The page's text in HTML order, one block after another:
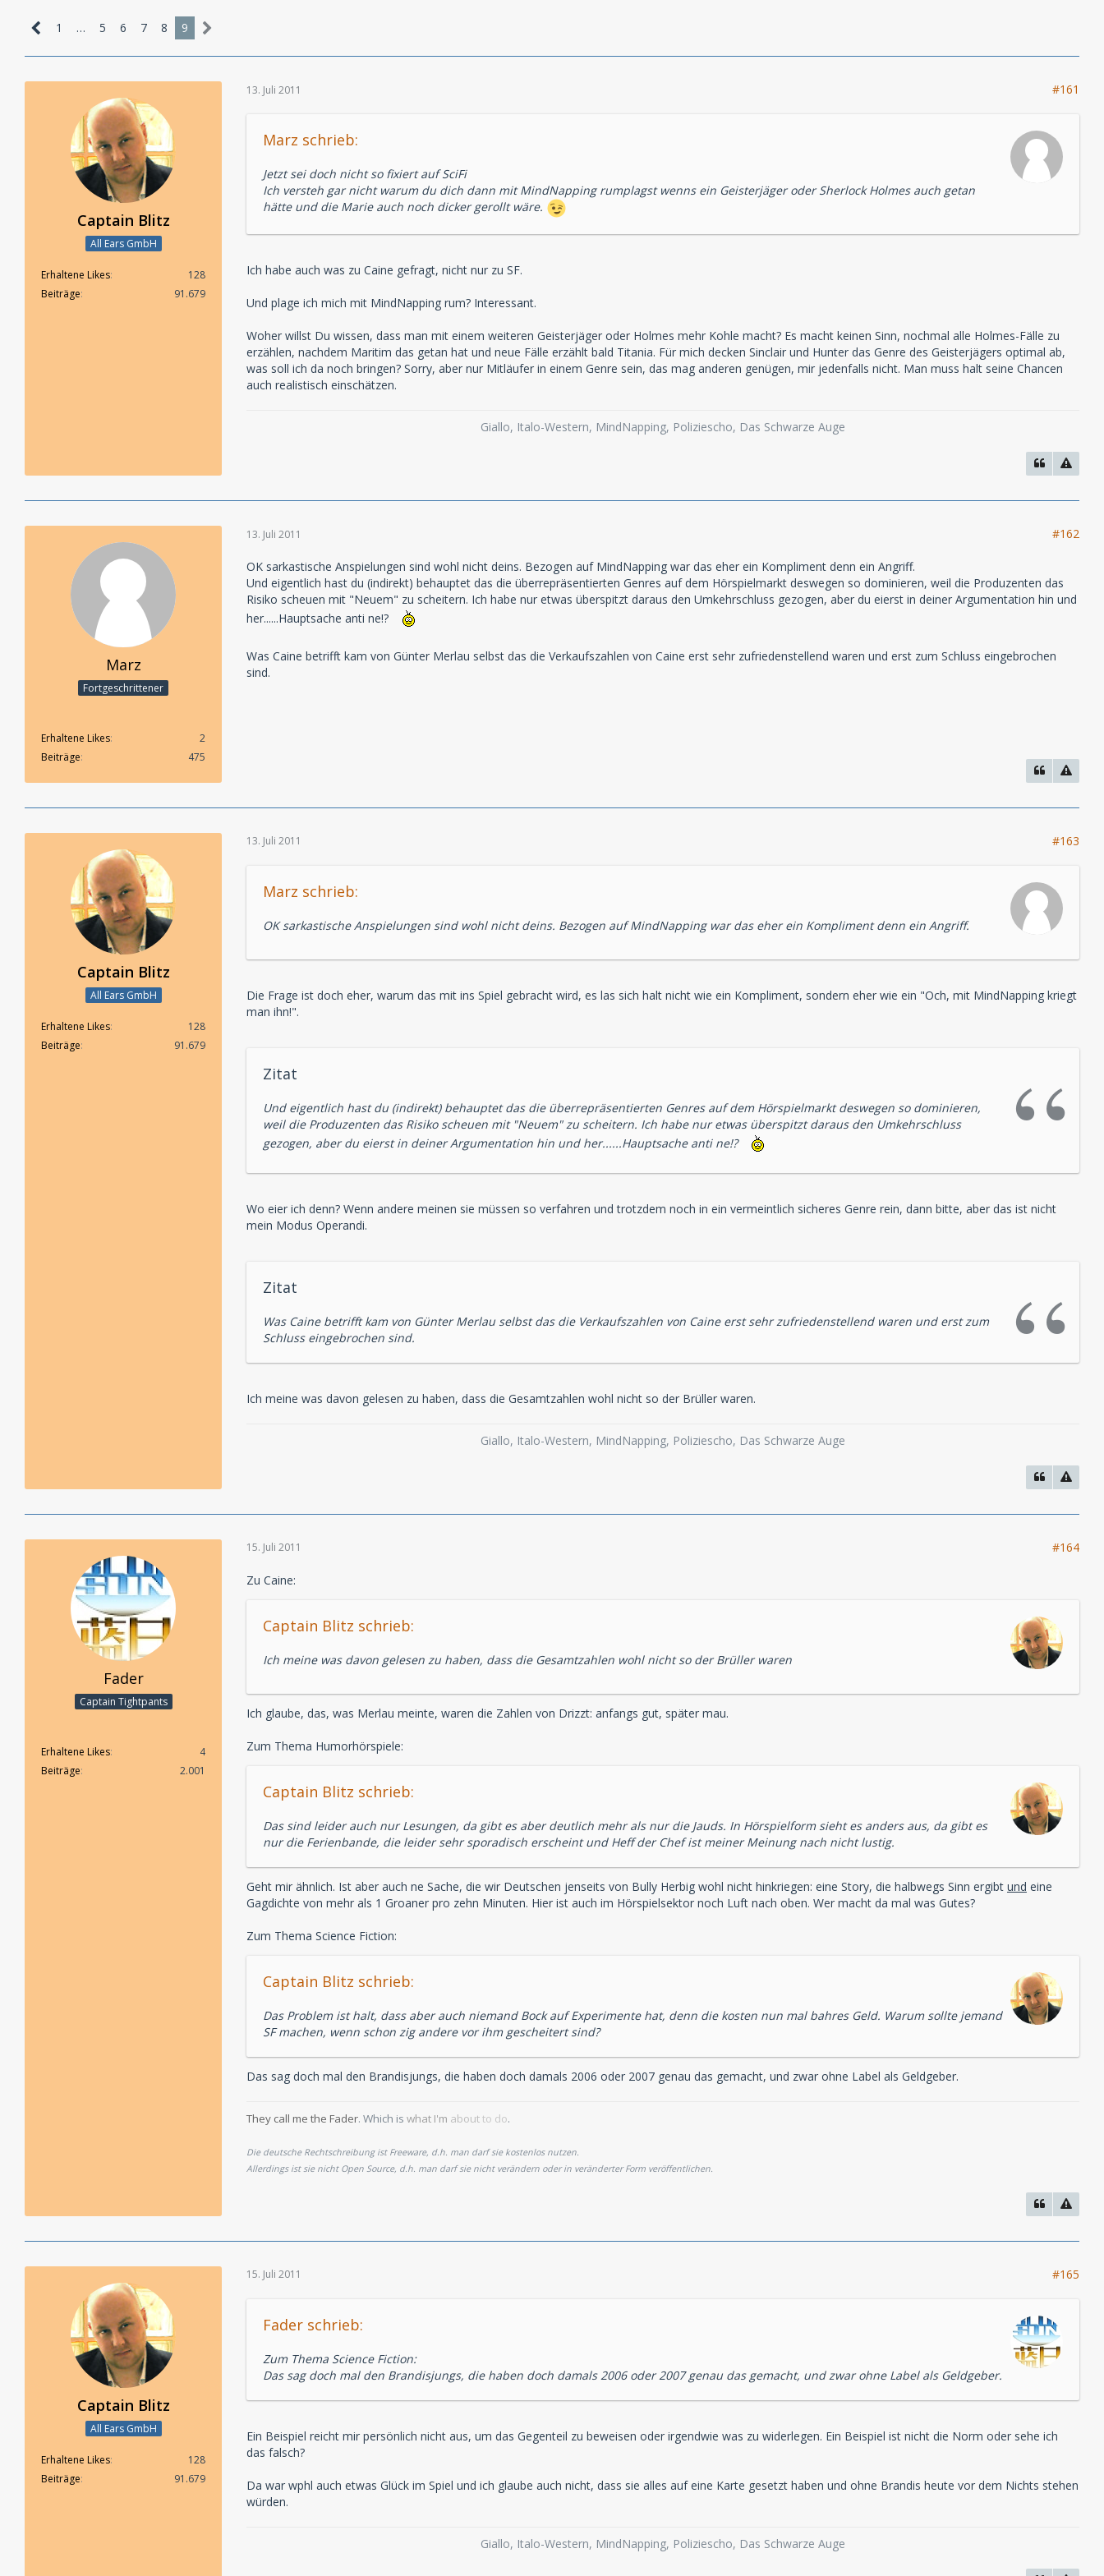
1 … 5 6 7 8 9
Captain Blitz
All Ears GmbH
Erhaltene Likes
128
Beiträge
91.679
13. Juli 2011 #161
Marz schrieb:
Jetzt sei doch nicht so fixiert auf SciFi
Ich versteh gar nicht warum du dich dann mit MindNapping rumplagst wenns ein Geisterjäger oder Sherlock Holmes auch getan
hätte und die Marie auch noch dicker gerollt wäre.
Ich habe auch was zu Caine gefragt, nicht nur zu SF.
Und plage ich mich mit MindNapping rum? Interessant.
Woher willst Du wissen, dass man mit einem weiteren Geisterjäger oder Holmes mehr Kohle macht? Es macht keinen Sinn, nochmal alle Holmes-Fälle zu
erzählen, nachdem Maritim das getan hat und neue Fälle erzählt bald Titania. Für mich decken Sinclair und Hunter das Genre des Geisterjägers optimal ab,
was soll ich da noch bringen? Sorry, aber nur Mitläufer in einem Genre sein, das mag anderen genügen, mir jedenfalls nicht. Man muss halt seine Chancen
auch realistisch einschätzen.
Giallo, Italo-Western, MindNapping, Poliziescho, Das Schwarze Auge
Marz
Fortgeschrittener
Erhaltene Likes
2
Beiträge
475
13. Juli 2011 #162
OK sarkastische Anspielungen sind wohl nicht deins. Bezogen auf MindNapping war das eher ein Kompliment denn ein Angriff.
Und eigentlich hast du (indirekt) behauptet das die überrepräsentierten Genres auf dem Hörspielmarkt deswegen so dominieren, weil die Produzenten das
Risiko scheuen mit "Neuem" zu scheitern. Ich habe nur etwas überspitzt daraus den Umkehrschluss gezogen, aber du eierst in deiner Argumentation hin und
her......Hauptsache anti ne!?
Was Caine betrifft kam von Günter Merlau selbst das die Verkaufszahlen von Caine erst sehr zufriedenstellend waren und erst zum Schluss eingebrochen
sind.
Captain Blitz
All Ears GmbH
Erhaltene Likes
128
Beiträge
91.679
13. Juli 2011 #163
Marz schrieb:
OK sarkastische Anspielungen sind wohl nicht deins. Bezogen auf MindNapping war das eher ein Kompliment denn ein Angriff.
Die Frage ist doch eher, warum das mit ins Spiel gebracht wird, es las sich halt nicht wie ein Kompliment, sondern eher wie ein "Och, mit MindNapping kriegt
man ihn!".
Zitat
Und eigentlich hast du (indirekt) behauptet das die überrepräsentierten Genres auf dem Hörspielmarkt deswegen so dominieren,
weil die Produzenten das Risiko scheuen mit "Neuem" zu scheitern. Ich habe nur etwas überspitzt daraus den Umkehrschluss
gezogen, aber du eierst in deiner Argumentation hin und her......Hauptsache anti ne!?
Wo eier ich denn? Wenn andere meinen sie müssen so verfahren und trotzdem noch in ein vermeintlich sicheres Genre rein, dann bitte, aber das ist nicht
mein Modus Operandi.
Zitat
Was Caine betrifft kam von Günter Merlau selbst das die Verkaufszahlen von Caine erst sehr zufriedenstellend waren und erst zum
Schluss eingebrochen sind.
Ich meine was davon gelesen zu haben, dass die Gesamtzahlen wohl nicht so der Brüller waren.
Giallo, Italo-Western, MindNapping, Poliziescho, Das Schwarze Auge
Fader
Captain Tightpants
Erhaltene Likes
4
Beiträge
2.001
15. Juli 2011 #164
Zu Caine:
Captain Blitz schrieb:
Ich meine was davon gelesen zu haben, dass die Gesamtzahlen wohl nicht so der Brüller waren
Ich glaube, das, was Merlau meinte, waren die Zahlen von Drizzt: anfangs gut, später mau.
Zum Thema Humorhörspiele:
Captain Blitz schrieb:
Das sind leider auch nur Lesungen, da gibt es aber deutlich mehr als nur die Jauds. In Hörspielform sieht es anders aus, da gibt es
nur die Ferienbande, die leider sehr sporadisch erscheint und Heff der Chef ist meiner Meinung nach nicht lustig.
Geht mir ähnlich. Ist aber auch ne Sache, die wir Deutschen jenseits von Bully Herbig wohl nicht hinkriegen: eine Story, die halbwegs Sinn ergibt und eine
Gagdichte von mehr als 1 Groaner pro zehn Minuten. Hier ist auch im Hörspielsektor noch Luft nach oben. Wer macht da mal was Gutes?
Zum Thema Science Fiction:
Captain Blitz schrieb:
Das Problem ist halt, dass aber auch niemand Bock auf Experimente hat, denn die kosten nun mal bahres Geld. Warum sollte jemand
SF machen, wenn schon zig andere vor ihm gescheitert sind?
Das sag doch mal den Brandisjungs, die haben doch damals 2006 oder 2007 genau das gemacht, und zwar ohne Label als Geldgeber.
They call me the Fader. Which is what I'm aboutto do.
Die deutsche Rechtschreibung ist Freeware, d.h. man darf sie kostenlos nutzen.
Allerdings ist sie nicht Open Source, d.h. man darf sie nicht verändern oder in veränderter Form veröffentlichen.
Captain Blitz
All Ears GmbH
Erhaltene Likes
128
Beiträge
91.679
15. Juli 2011 #165
Fader schrieb:
Zum Thema Science Fiction:
Das sag doch mal den Brandisjungs, die haben doch damals 2006 oder 2007 genau das gemacht, und zwar ohne Label als Geldgeber.
Ein Beispiel reicht mir persönlich nicht aus, um das Gegenteil zu beweisen oder irgendwie was zu widerlegen. Ein Beispiel ist nicht die Norm oder sehe ich
das falsch?
Da war wphl auch etwas Glück im Spiel und ich glaube auch nicht, dass sie alles auf eine Karte gesetzt haben und ohne Brandis heute vor dem Nichts stehen
würden.
Giallo, Italo-Western, MindNapping, Poliziescho, Das Schwarze Auge